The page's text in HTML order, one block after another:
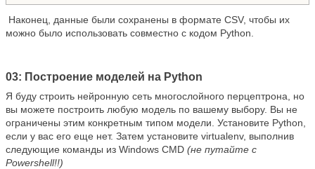
Наконец, данные были сохранены в формате CSV, чтобы их
можно было использовать совместно с кодом Python.
03: Построение моделей на Python
Я буду строить нейронную сеть многослойного перцептрона, но
вы можете построить любую модель по вашему выбору. Вы не
ограничены этим конкретным типом модели. Установите Python,
если у вас его еще нет. Затем установите virtualenv, выполнив
следующие команды из Windows CMD (не путайте с
Powershell!!)